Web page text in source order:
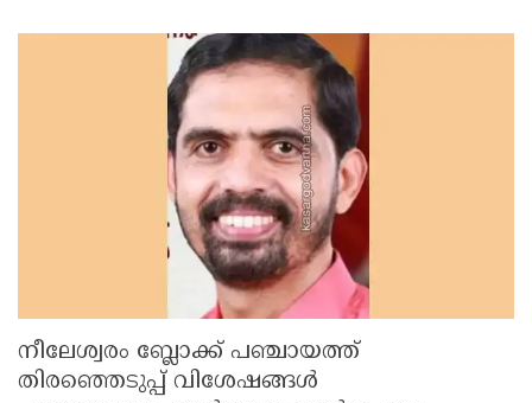
നീലേശ്വരം ബ്ലോക്ക് പഞ്ചായത്ത്
തിരഞ്ഞെടുപ്പ് വിശേഷങ്ങൾ